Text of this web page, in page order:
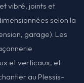
vibré, joints et
selon la
garage). Les
et verticaux, et
au Plessis-